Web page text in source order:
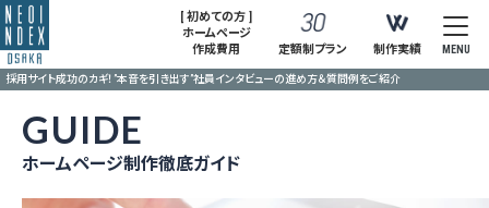
[ 初めての方 ]
ホームページ
作成費用
定額制プラン 制作実績 MENU
採用サイト成功のカギ！”本音を引き出す”社員インタビューの進め方＆質問例をご紹介
GUIDE
ホームページ制作徹底ガイド